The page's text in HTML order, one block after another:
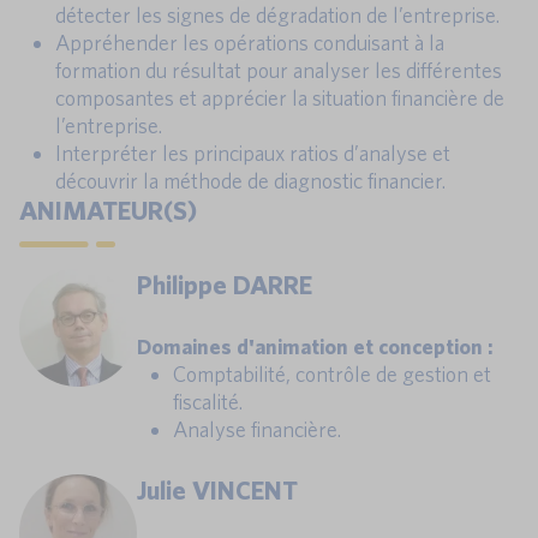
détecter les signes de dégradation de l’entreprise.
Appréhender les opérations conduisant à la
formation du résultat pour analyser les différentes
composantes et apprécier la situation financière de
l’entreprise.
Interpréter les principaux ratios d’analyse et
découvrir la méthode de diagnostic financier.
ANIMATEUR(S)
Philippe DARRE
Domaines d'animation et conception :
Comptabilité, contrôle de gestion et
fiscalité.
Analyse financière.
Julie VINCENT